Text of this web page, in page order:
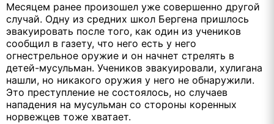
Месяцем ранее произошел уже совершенно другой
случай. Одну из средних школ Бергена пришлось
эвакуировать после того, как один из учеников
сообщил в газету, что него есть у него
огнестрельное оружие и он начнет стрелять в
детей-мусульман. Учеников эвакуировали, хулигана
нашли, но никакого оружия у него не обнаружили.
Это преступление не состоялось, но случаев
нападения на мусульман со стороны коренных
норвежцев тоже хватает.